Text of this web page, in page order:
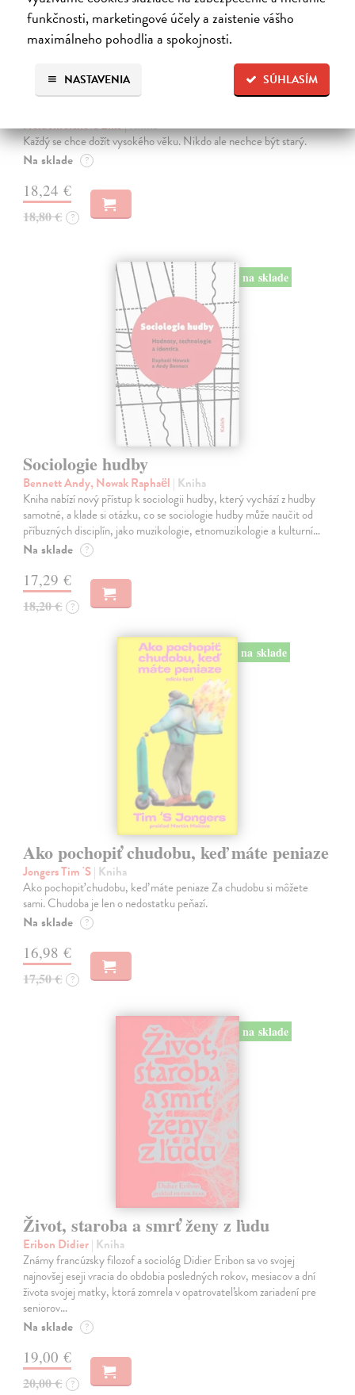
funkčnosti, marketingové účely a zaistenie vášho
maximálneho pohodlia a spokojnosti.
SÚHLASÍM
NASTAVENIA
Heidenreichová Elke| Kniha
Každý se chce dožít vysokého věku. Nikdo ale nechce být starý.
Na sklade ?
18,24 €
18,80 € ?
na sklade
Sociologie hudby
Bennett Andy, Nowak Raphaël | Kniha
Kniha nabízí nový přístup k sociologii hudby, který vychází z hudby
samotné, a klade si otázku, co se sociologie hudby může naučit od
příbuzných disciplín, jako muzikologie, etnomuzikologie a kulturní…
Na sklade ?
17,29 €
18,20 € ?
na sklade
Ako pochopiť chudobu, keď máte peniaze
Jongers Tim 'S| Kniha
Ako pochopiť chudobu, keď máte peniaze Za chudobu si môžete
sami. Chudoba je len o nedostatku peňazí.
Na sklade ?
16,98 €
17,50 € ?
na sklade
Život, staroba a smrť ženy z ľudu
Eribon Didier| Kniha
Známy francúzsky filozof a sociológ Didier Eribon sa vo svojej
najnovšej eseji vracia do obdobia posledných rokov, mesiacov a dní
života svojej matky, ktorá zomrela v opatrovateľskom zariadení pre
seniorov…
Na sklade ?
19,00 €
20,00 € ?